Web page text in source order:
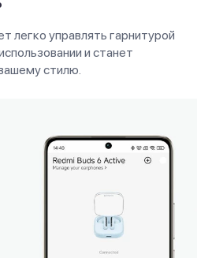
легко управлять гарнитурой
и станет
стилю.